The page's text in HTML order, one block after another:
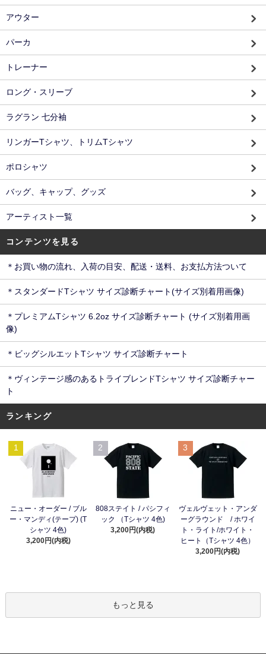
アウター
パーカ
トレーナー
ロング・スリーブ
ラグラン 七分袖
リンガーTシャツ、トリムTシャツ
ポロシャツ
バッグ、キャップ、グッズ
アーティスト一覧
コンテンツを見る
＊お買い物の流れ、入荷の目安、配送・送料、お支払方法ついて
＊スタンダードTシャツ サイズ診断チャート(サイズ別着用画像)
＊プレミアムTシャツ 6.2oz サイズ診断チャート (サイズ別着用画
像)
＊ビッグシルエットTシャツ サイズ診断チャート
＊ヴィンテージ感のあるトライブレンドTシャツ サイズ診断チャー
ト
ランキング
1
ニュー・オーダー / ブル
ー・マンディ(テープ) (T
シャツ 4色)
3,200円(内税)
2
808ステイト / パシフィ
ック （Tシャツ 4色)
3,200円(内税)
3
ヴェルヴェット・アンダ
ーグラウンド / ホワイ
ト・ライト/ホワイト・
ヒート（Tシャツ 4色）
3,200円(内税)
もっと見る